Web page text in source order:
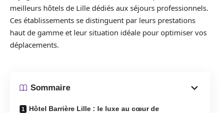
meilleurs hôtels de Lille dédiés aux séjours professionnels.
Ces établissements se distinguent par leurs prestations
haut de gamme et leur situation idéale pour optimiser vos
déplacements.
Sommaire
Hôtel Barrière Lille : le luxe au cœur de